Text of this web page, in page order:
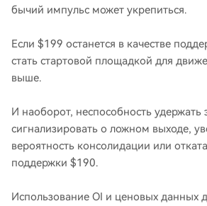
бычий импульс может укрепиться.
Если $199 останется в качестве
стать стартовой площадкой для
выше.
И наоборот, неспособность удержать
сигнализировать о ложном выходе,
вероятность консолидации или
поддержки $190.
Использование OI и ценовых данных